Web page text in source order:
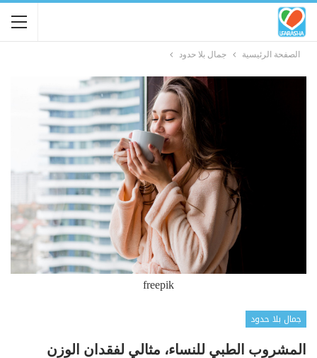
الصفحة الرئيسية جمال بلا حدود
freepik
جمال بلا حدود
المشروب الطبي للنساء، مثالي لفقدان الوزن